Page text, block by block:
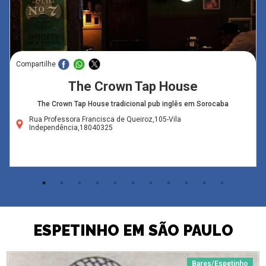
Compartilhe
The Crown Tap House
The Crown Tap House tradicional pub inglês em Sorocaba
Rua Professora Francisca de Queiroz,105-Vila
Independência,18040325
ESPETINHO EM SÃO PAULO
Bares/Espetinho